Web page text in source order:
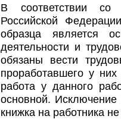
В соответствии со
Российской
образца является
деятельности и
обязаны вести
проработавшего у
работа у данного
основной. Исключение
книжка на работника